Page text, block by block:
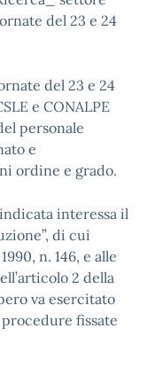
del 23 e 24
del 23 e 24
e CONALPE
personale
e
ordine e grado.
interessa il
di cui
n. 146, e alle
2 della
va esercitato
fissate